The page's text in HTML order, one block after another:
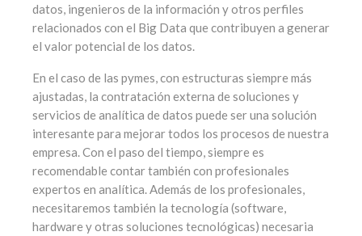
datos, ingenieros de la información y otros perfiles
relacionados con el Big Data que contribuyen a generar
el valor potencial de los datos.
En el caso de las pymes, con estructuras siempre más
ajustadas, la contratación externa de soluciones y
servicios de analítica de datos puede ser una solución
interesante para mejorar todos los procesos de nuestra
empresa. Con el paso del tiempo, siempre es
recomendable contar también con profesionales
expertos en analítica. Además de los profesionales,
necesitaremos también la tecnología (software,
hardware y otras soluciones tecnológicas) necesaria